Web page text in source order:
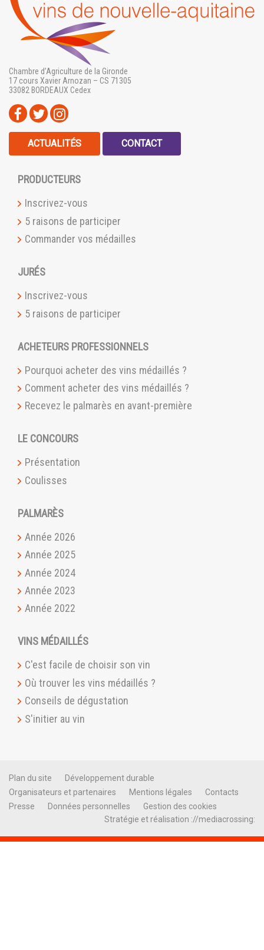
Chambre d’Agriculture de la Gironde
17 cours Xavier Arnozan – CS 71305
33082 BORDEAUX Cedex
ACTUALITÉS CONTACT
PRODUCTEURS
Inscrivez-vous
5 raisons de participer
Commander vos médailles
JURÉS
Inscrivez-vous
5 raisons de participer
ACHETEURS PROFESSIONNELS
Pourquoi acheter des vins médaillés ?
Comment acheter des vins médaillés ?
Recevez le palmarès en avant-première
LE CONCOURS
Présentation
Coulisses
PALMARÈS
Année 2026
Année 2025
Année 2024
Année 2023
Année 2022
VINS MÉDAILLÉS
C'est facile de choisir son vin
Où trouver les vins médaillés ?
Conseils de dégustation
S'initier au vin
Plan du site
Développement durable
Organisateurs et partenaires
Mentions légales
Contacts
Presse
Données personnelles
Gestion des cookies
Stratégie et réalisation ://mediacrossing: